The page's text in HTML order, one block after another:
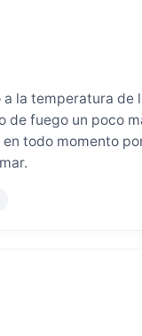
a la temperatura de
de fuego un poco
todo momento